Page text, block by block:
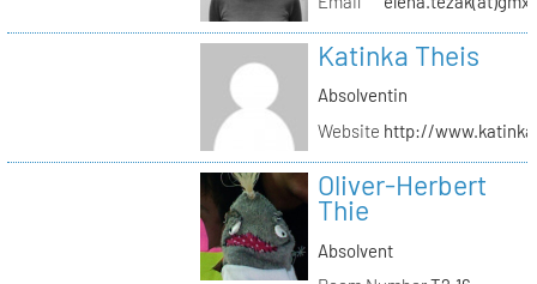
Katinka Theis
Absolventin
Website http://
Oliver-Herbert
Thie
Absolvent